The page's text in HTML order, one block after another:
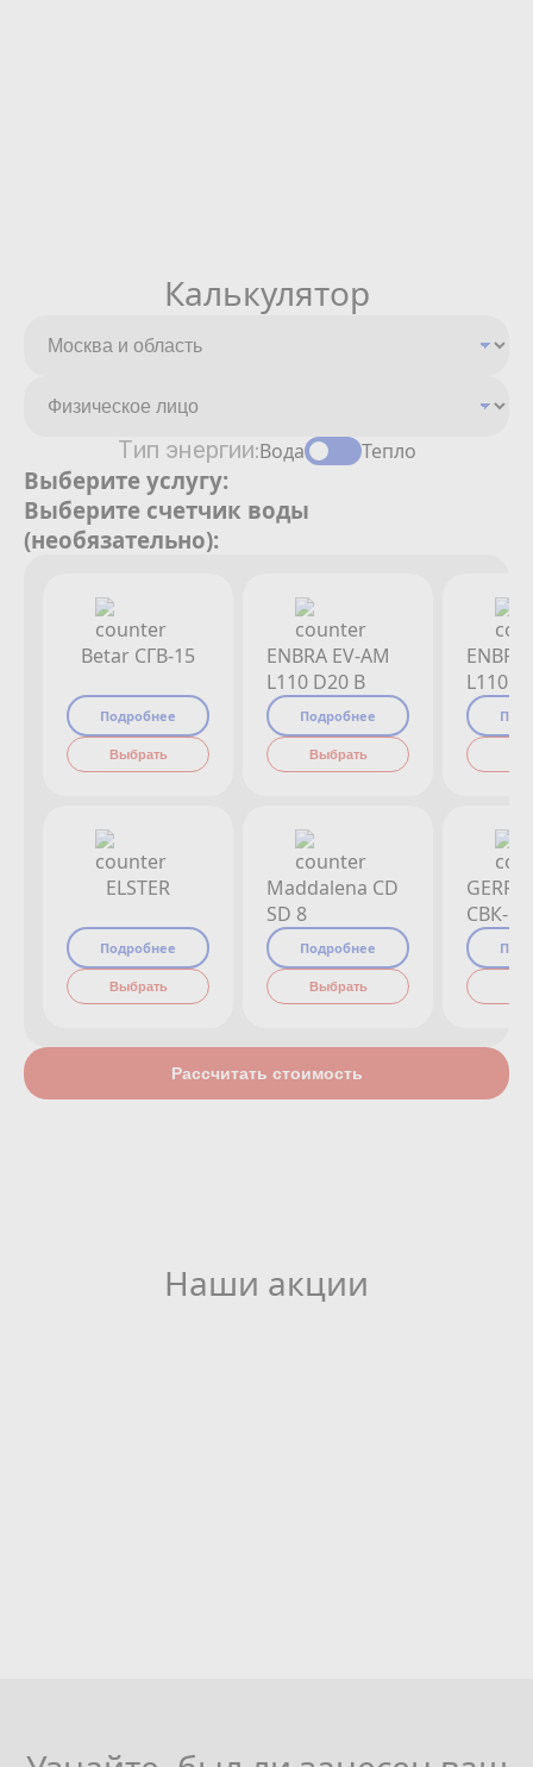
Калькулятор
Тип энергии:Вода Тепло
Выберите услугу:
Выберите счетчик воды
(необязательно):
Betar СГВ-15
Подробнее
Выбрать
ELSTER
Подробнее
Выбрать
ENBRA EV-AM
L110 D20 B
Подробнее
Выбрать
Maddalena CD
SD 8
Подробнее
Выбрать
L110
СВК-
Рассчитать стоимость
Наши акции